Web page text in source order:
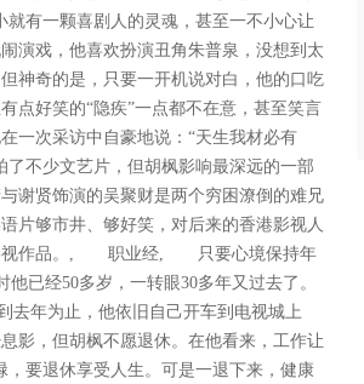
有一颗喜剧人的灵魂，甚至一不小心让
演戏，他喜欢扮演丑角朱普泉，没想到太
神奇的是，只要一开机说对白，他的口吃
点好笑的“隐疾”一点都不在意，甚至笑言
一次采访中自豪地说：“天生我材必有
不少文艺片，但胡枫影响最深远的一部
谢贤饰演的吴聚财是两个穷困潦倒的难兄
片够市井、够好笑，对后来的香港影视人
影视作品。, 职业经, 只要心境保持年
经50多岁，一转眼30多年又过去了。
去年为止，他依旧自己开车到电视城上
影，但胡枫不愿退休。在他看来，工作让
要退休享受人生。可是一退下来，健康